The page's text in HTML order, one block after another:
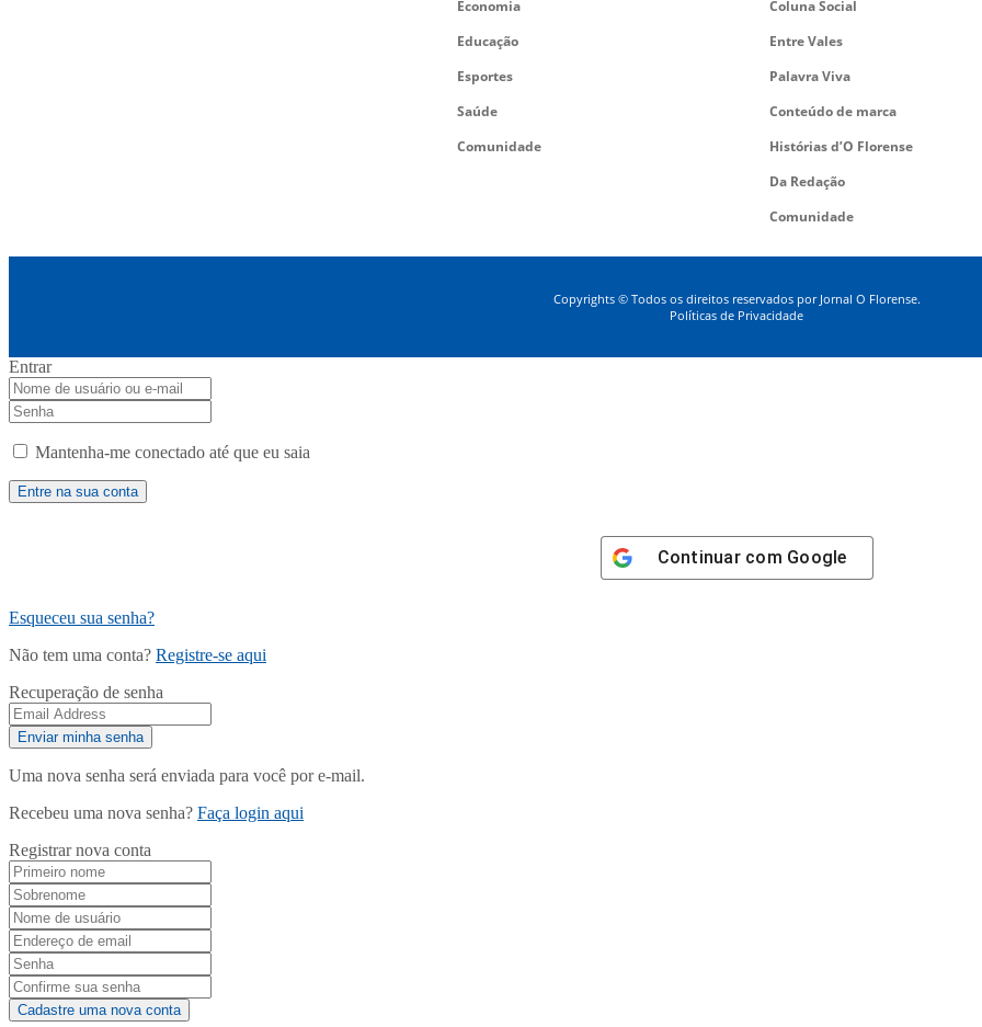
Economia
Educação
Esportes
Saúde
Comunidade
Coluna Social
Entre Vales
Palavra Viva
Conteúdo de marca
Histórias d’O Florense
Da Redação
Comunidade
Copyrights © Todos os direitos reservados por Jornal O Florense.
Políticas de Privacidade
Entrar
Mantenha-me conectado até que eu saia
Continuar com Google
Esqueceu sua senha?
Não tem uma conta? Registre-se aqui
Recuperação de senha
Uma nova senha será enviada para você por e-mail.
Recebeu uma nova senha? Faça login aqui
Registrar nova conta